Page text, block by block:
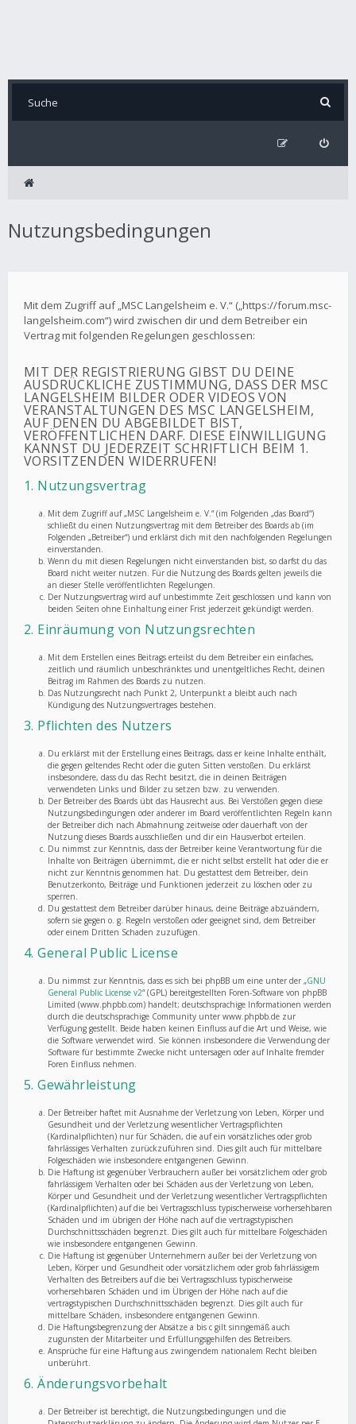
Nutzungsbedingungen
Mit dem Zugriff auf „MSC Langelsheim e. V.“ („https://forum.msc-
langelsheim.com“) wird zwischen dir und dem Betreiber ein
Vertrag mit folgenden Regelungen geschlossen:
MIT DER REGISTRIERUNG GIBST DU DEINE
AUSDRÜCKLICHE ZUSTIMMUNG, DASS DER MSC
LANGELSHEIM BILDER ODER VIDEOS VON
VERANSTALTUNGEN DES MSC LANGELSHEIM,
AUF DENEN DU ABGEBILDET BIST,
VERÖFFENTLICHEN DARF. DIESE EINWILLIGUNG
KANNST DU JEDERZEIT SCHRIFTLICH BEIM 1.
VORSITZENDEN WIDERRUFEN!
1. Nutzungsvertrag
Mit dem Zugriff auf „MSC Langelsheim e. V.“ (im Folgenden „das Board“)
schließt du einen Nutzungsvertrag mit dem Betreiber des Boards ab (im
Folgenden „Betreiber“) und erklärst dich mit den nachfolgenden Regelungen
einverstanden.
Wenn du mit diesen Regelungen nicht einverstanden bist, so darfst du das
Board nicht weiter nutzen. Für die Nutzung des Boards gelten jeweils die
an dieser Stelle veröffentlichten Regelungen.
Der Nutzungsvertrag wird auf unbestimmte Zeit geschlossen und kann von
beiden Seiten ohne Einhaltung einer Frist jederzeit gekündigt werden.
2. Einräumung von Nutzungsrechten
Mit dem Erstellen eines Beitrags erteilst du dem Betreiber ein einfaches,
zeitlich und räumlich unbeschränktes und unentgeltliches Recht, deinen
Beitrag im Rahmen des Boards zu nutzen.
Das Nutzungsrecht nach Punkt 2, Unterpunkt a bleibt auch nach
Kündigung des Nutzungsvertrages bestehen.
3. Pflichten des Nutzers
Du erklärst mit der Erstellung eines Beitrags, dass er keine Inhalte enthält,
die gegen geltendes Recht oder die guten Sitten verstoßen. Du erklärst
insbesondere, dass du das Recht besitzt, die in deinen Beiträgen
verwendeten Links und Bilder zu setzen bzw. zu verwenden.
Der Betreiber des Boards übt das Hausrecht aus. Bei Verstößen gegen diese
Nutzungsbedingungen oder anderer im Board veröffentlichten Regeln kann
der Betreiber dich nach Abmahnung zeitweise oder dauerhaft von der
Nutzung dieses Boards ausschließen und dir ein Hausverbot erteilen.
Du nimmst zur Kenntnis, dass der Betreiber keine Verantwortung für die
Inhalte von Beiträgen übernimmt, die er nicht selbst erstellt hat oder die er
nicht zur Kenntnis genommen hat. Du gestattest dem Betreiber, dein
Benutzerkonto, Beiträge und Funktionen jederzeit zu löschen oder zu
sperren.
Du gestattest dem Betreiber darüber hinaus, deine Beiträge abzuändern,
sofern sie gegen o. g. Regeln verstoßen oder geeignet sind, dem Betreiber
oder einem Dritten Schaden zuzufügen.
4. General Public License
Du nimmst zur Kenntnis, dass es sich bei phpBB um eine unter der „GNU
General Public License v2“ (GPL) bereitgestellten Foren-Software von phpBB
Limited (www.phpbb.com) handelt; deutschsprachige Informationen werden
durch die deutschsprachige Community unter www.phpbb.de zur
Verfügung gestellt. Beide haben keinen Einfluss auf die Art und Weise, wie
die Software verwendet wird. Sie können insbesondere die Verwendung der
Software für bestimmte Zwecke nicht untersagen oder auf Inhalte fremder
Foren Einfluss nehmen.
5. Gewährleistung
Der Betreiber haftet mit Ausnahme der Verletzung von Leben, Körper und
Gesundheit und der Verletzung wesentlicher Vertragspflichten
(Kardinalpflichten) nur für Schäden, die auf ein vorsätzliches oder grob
fahrlässiges Verhalten zurückzuführen sind. Dies gilt auch für mittelbare
Folgeschäden wie insbesondere entgangenen Gewinn.
Die Haftung ist gegenüber Verbrauchern außer bei vorsätzlichem oder grob
fahrlässigem Verhalten oder bei Schäden aus der Verletzung von Leben,
Körper und Gesundheit und der Verletzung wesentlicher Vertragspflichten
(Kardinalpflichten) auf die bei Vertragsschluss typischerweise vorhersehbaren
Schäden und im übrigen der Höhe nach auf die vertragstypischen
Durchschnittsschäden begrenzt. Dies gilt auch für mittelbare Folgeschäden
wie insbesondere entgangenen Gewinn.
Die Haftung ist gegenüber Unternehmern außer bei der Verletzung von
Leben, Körper und Gesundheit oder vorsätzlichem oder grob fahrlässigem
Verhalten des Betreibers auf die bei Vertragsschluss typischerweise
vorhersehbaren Schäden und im Übrigen der Höhe nach auf die
vertragstypischen Durchschnittsschäden begrenzt. Dies gilt auch für
mittelbare Schäden, insbesondere entgangenen Gewinn.
Die Haftungsbegrenzung der Absätze a bis c gilt sinngemäß auch
zugunsten der Mitarbeiter und Erfüllungsgehilfen des Betreibers.
Ansprüche für eine Haftung aus zwingendem nationalem Recht bleiben
unberührt.
6. Änderungsvorbehalt
Der Betreiber ist berechtigt, die Nutzungsbedingungen und die